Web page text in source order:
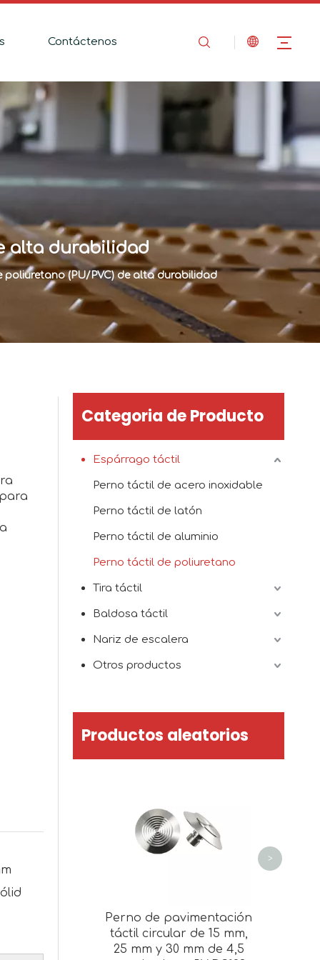
Contáctenos
alta durabilidad
poliuretano (PU/PVC) de alta durabilidad
Categoria de Producto
Espárrago táctil
Perno táctil de acero inoxidable
Perno táctil de latón
Perno táctil de aluminio
Perno táctil de poliuretano
Tira táctil
Baldosa táctil
Nariz de escalera
Otros productos
Productos aleatorios
Perno de pavimentación
táctil circular de 15 mm,
25 mm y 30 mm de 4,5
>